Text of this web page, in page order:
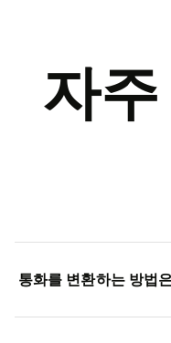
자
통화를 변환하는 방법